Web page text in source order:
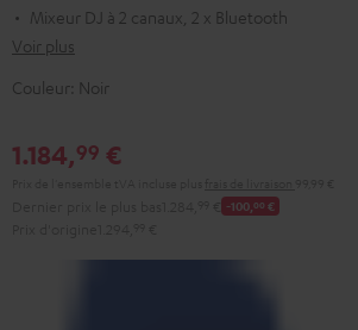
Mixeur DJ à 2 canaux, 2 x Bluetooth
Voir plus
Couleur: Noir
1.184,99 €
-100, 00 €